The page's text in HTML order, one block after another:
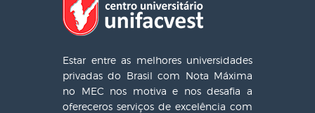
Estar entre as melhores universidades
privadas do Brasil com Nota Máxima
no MEC nos motiva e nos desafia a
ofereceros serviços de excelência com